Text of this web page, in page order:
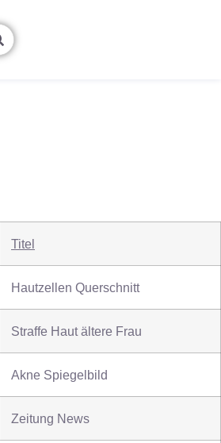
Titel
Hautzellen Querschnitt
Straffe Haut ältere Frau
Akne Spiegelbild
Zeitung News